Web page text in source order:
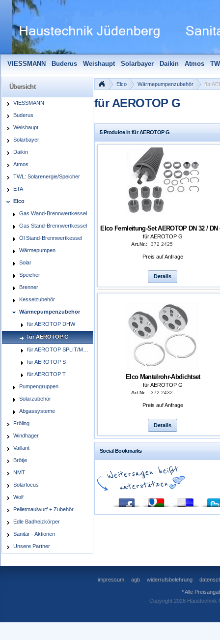
VIESSMANN Buderus Weishaupt Solarbayer Daikin Atmos
Solarfocus
Wolf Pelletmaulwurf + Zubehör Edle Badheizkörper
Übersicht
VIESSMANN
Buderus
Weishaupt
Solarbayer
Daikin
Atmos
TWL: Solarenergie/Speicher
ETA
Elco
Gas Wand-Brennwertkessel
Gas Stand-Brennwertkessel
Öl Stand-Brennwertkessel
Wärmepumpen
Solar
Speicher
Brenner
Kesselzubehör
Wärmepumpenzubehör
für AEROTOP DHW
für AEROTOP G
für AEROTOP SPLIT/MONO
für AEROTOP S
für AEROTOP T
Pumpengruppen
Solarzubehör
Abgassysteme
Fröling
Windhager
Vaillant
Brötje
NMT
Solarfocus
Wolf
Pelletmaulwurf + Zubehör
Edle Badheizkörper
Sanitär - Aktionen
Unsere Partner
Elco Wärmepumpenzubehör für
für AEROTOP G
5 Produkte in für AEROTOP G
Elco Fernleitung-Set AEROTOP DN 32 / DN
für AEROTOP G
Art.Nr.: 372 2425
Preis auf Anfrage
Details
Elco Mantelrohr-Abdichtset
für AEROTOP G
Art.Nr.: 372 2432
Preis auf Anfrage
Details
Social Bookmarks
impressum agb widerrufsbelehrung
* Alle
Copyright 2026 Haustechnik